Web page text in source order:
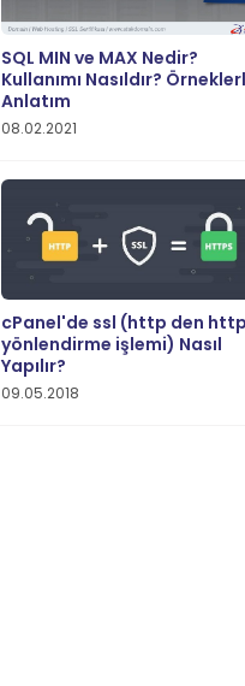
SQL MIN ve MAX Nedir?
Kullanımı Nasıldır?
Anlatım
08.02.2021
cPanel'de ssl (http den
yönlendirme işlemi) Nasıl
Yapılır?
09.05.2018